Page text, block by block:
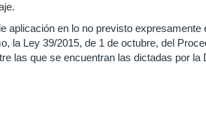
en lo no previsto expresamente
la Ley 39/2015, de 1 de octubre, del
las que se encuentran las dictadas por la